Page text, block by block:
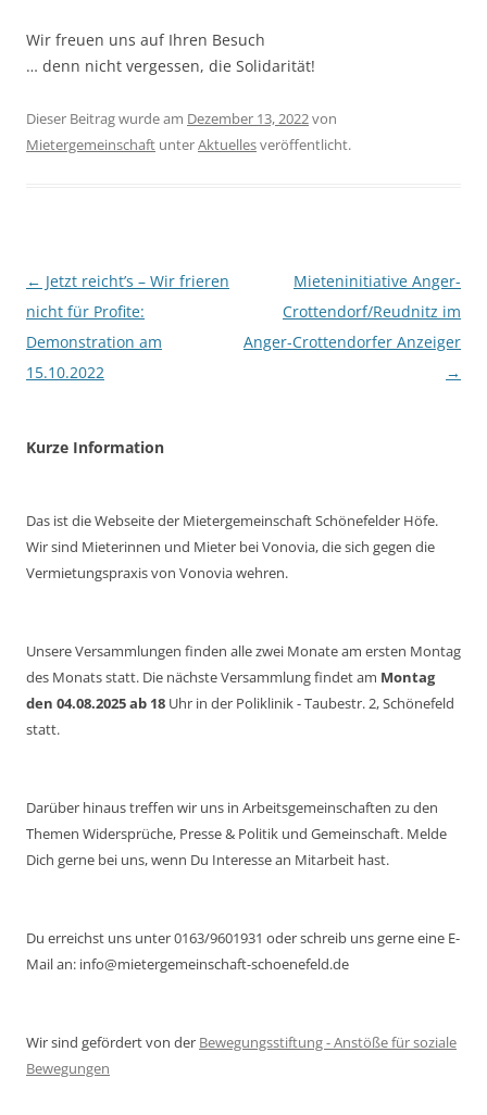
Wir freuen uns auf Ihren Besuch
… denn nicht vergessen, die Solidarität!
Dieser Beitrag wurde am Dezember 13, 2022von
Mietergemeinschaft unterAktuellesveröffentlicht.
Beitragsnavigation
← Jetzt reicht’s – Wir frieren
nicht für Profite:
Demonstration am
15.10.2022
Mieteninitiative Anger-
Crottendorf/Reudnitz im
Anger-Crottendorfer Anzeiger
→
Kurze Information
Das ist die Webseite der Mietergemeinschaft Schönefelder Höfe.
Wir sind Mieterinnen und Mieter bei Vonovia, die sich gegen die
Vermietungspraxis von Vonovia wehren.
Unsere Versammlungen finden alle zwei Monate am ersten Montag
des Monats statt. Die nächste Versammlung findet am Montag
den 04.08.2025 ab 18 Uhr in der Poliklinik - Taubestr. 2, Schönefeld
statt.
Darüber hinaus treffen wir uns in Arbeitsgemeinschaften zu den
Themen Widersprüche, Presse & Politik und Gemeinschaft. Melde
Dich gerne bei uns, wenn Du Interesse an Mitarbeit hast.
Du erreichst uns unter 0163/9601931 oder schreib uns gerne eine E-
Mail an: info@mietergemeinschaft-schoenefeld.de
Wir sind gefördert von der Bewegungsstiftung - Anstöße für soziale
Bewegungen